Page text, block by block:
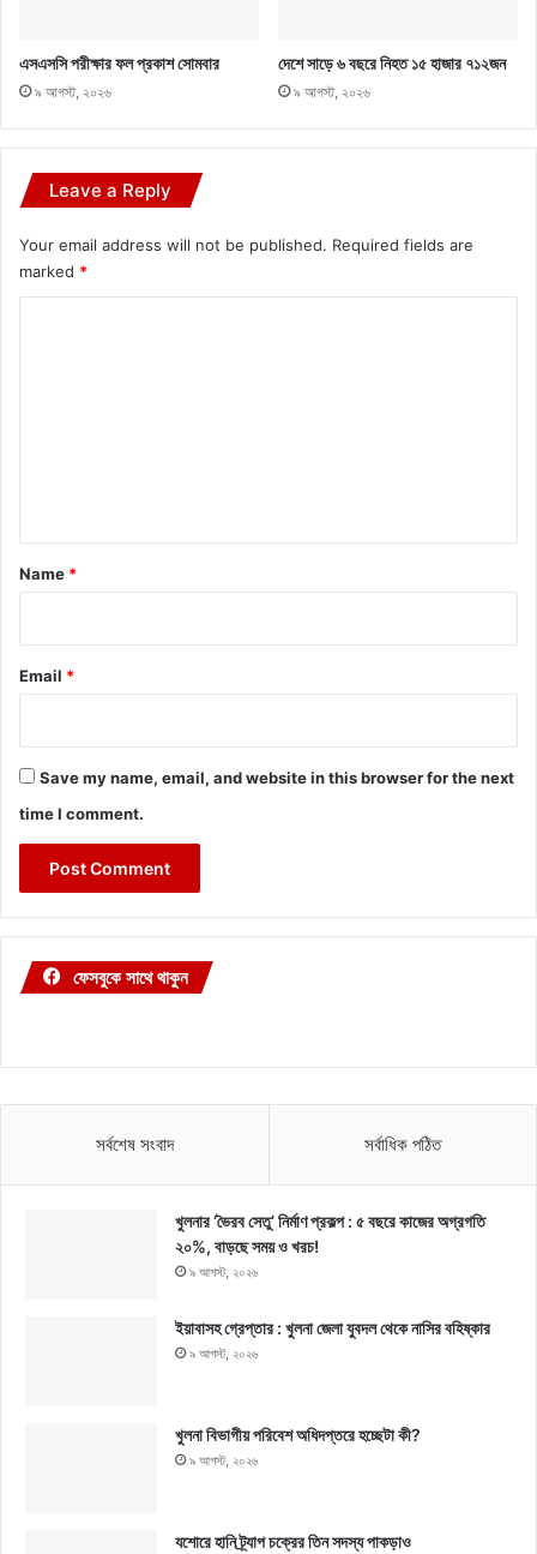
এসএসসি পরীক্ষার ফল প্রকাশ সোমবার
৯ আগস্ট, ২০২৬
দেশে সাড়ে ৬ বছরে নিহত ১৫ হাজার ৭১২জন
৯ আগস্ট, ২০২৬
Leave a Reply
Your email address will not be published. Required fields are
marked *
*
Name *
Email *
Save my name, email, and website in this browser for the next
time I comment.
ফেসবুকে সাথে থাকুন
সর্বশেষ সংবাদ সর্বাধিক পঠিত
খুলনার ‘ভৈরব সেতু’ নির্মাণ প্রকল্প : ৫ বছরে কাজের অগ্রগতি
২০%, বাড়ছে সময় ও খরচ!
৯ আগস্ট, ২০২৬
ইয়াবাসহ গ্রেপ্তার : খুলনা জেলা যুবদল থেকে নাসির বহিষ্কার
৯ আগস্ট, ২০২৬
খুলনা বিভাগীয় পরিবেশ অধিদপ্তরে হচ্ছেটা কী?
৯ আগস্ট, ২০২৬
যশোরে হানি ট্র্যাপ চক্রের তিন সদস্য পাকড়াও